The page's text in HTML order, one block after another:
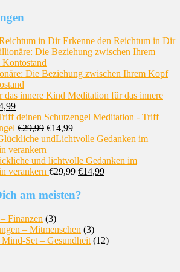
Erkenne den Reichtum in Dir
Die Beziehung zwischen Ihrem Kopf
Meditation für das innere
Meditation - Triff
€29,99 €14,99
und lichtvolle Gedanken im
verankern €29,99 €14,99
am meisten?
Finanzen (3)
– Mitmenschen (3)
Set – Gesundheit (12)